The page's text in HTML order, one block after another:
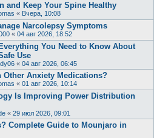
and Keep Your Spine Healthy
« Вчера, 10:08
Narcolepsy Symptoms
« 04 авг 2026, 18:52
You Need to Know About
Use
« 04 авг 2026, 06:45
Other Anxiety Medications?
« 01 авг 2026, 10:14
Is Improving Power Distribution
« 29 июл 2026, 09:01
Complete Guide to Mounjaro in